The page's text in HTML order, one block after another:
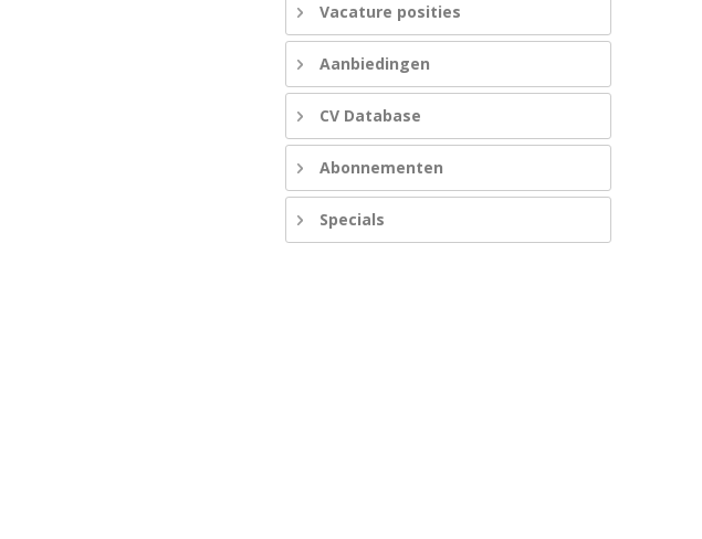
Vacature posities
Aanbiedingen
CV Database
Abonnementen
Specials